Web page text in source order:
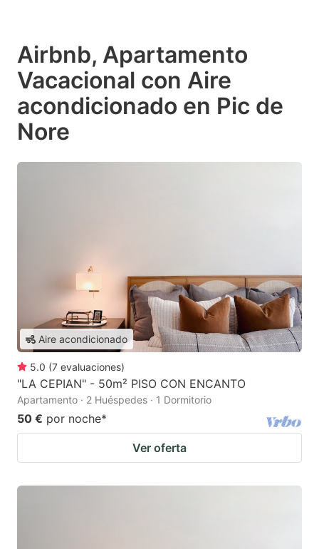
Airbnb, Apartamento
Vacacional con Aire
acondicionado en Pic de
Nore
Aire acondicionado
5.0 (7 evaluaciones)
"LA CEPIAN" - 50m² PISO CON ENCANTO
Apartamento · 2 Huéspedes · 1 Dormitorio
50 € por noche*
Ver oferta